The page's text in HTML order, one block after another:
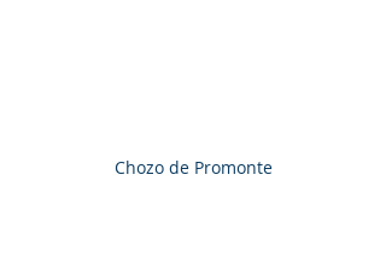
Chozo de Promonte